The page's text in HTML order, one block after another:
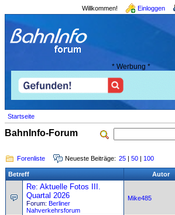
Willkommen! Einloggen
* Werbung *
Startseite
BahnInfo-Forum
Forenliste Neueste Beiträge: 25 | 50 | 100
Betreff Autor
Re: Aktuelle Fotos III.
Quartal 2026
Forum: Berliner
Nahverkehrsforum
Mike485